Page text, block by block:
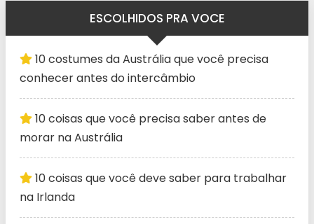
ESCOLHIDOS PRA VOCE
10 costumes da Austrália que você precisa
conhecer antes do intercâmbio
10 coisas que você precisa saber antes de
morar na Austrália
10 coisas que você deve saber para trabalhar
na Irlanda